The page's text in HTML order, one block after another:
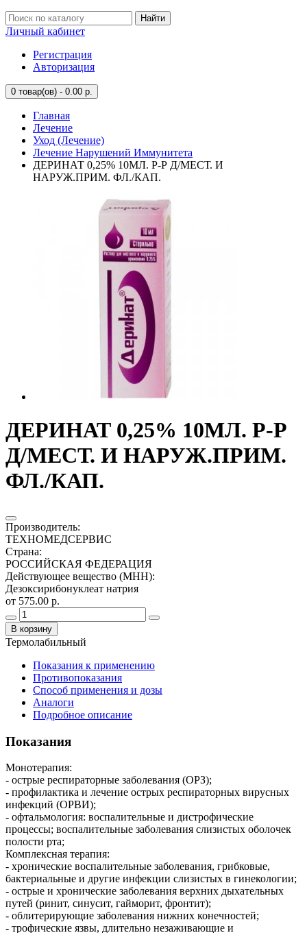
Найти
Личный кабинет
Регистрация
Авторизация
0 товар(ов) - 0.00 р.
Главная
Лечение
Уход (Лечение)
Лечение Нарушений Иммунитета
ДЕРИНАТ 0,25% 10МЛ. Р-Р Д/МЕСТ. И
НАРУЖ.ПРИМ. ФЛ./КАП.
ДЕРИНАТ 0,25% 10МЛ. Р-Р
Д/МЕСТ. И НАРУЖ.ПРИМ.
ФЛ./КАП.
Производитель:
ТЕХНОМЕДСЕРВИС
Страна:
РОССИЙСКАЯ ФЕДЕРАЦИЯ
Действующее вещество (МНН):
Дезоксирибонуклеат натрия
от 575.00 р.
В корзину
Термолабильный
Показания к применению
Противопоказания
Способ применения и дозы
Аналоги
Подробное описание
Показания
Монотерапия:
- острые респираторные заболевания (ОРЗ);
- профилактика и лечение острых респираторных вирусных
инфекций (ОРВИ);
- офтальмология: воспалительные и дистрофические
процессы; воспалительные заболевания слизистых оболочек
полости рта;
Комплексная терапия:
- хронические воспалительные заболевания, грибковые,
бактериальные и другие инфекции слизистых в гинекологии;
- острые и хронические заболевания верхних дыхательных
путей (ринит, синусит, гайморит, фронтит);
- облитерирующие заболевания нижних конечностей;
- трофические язвы, длительно незаживающие и